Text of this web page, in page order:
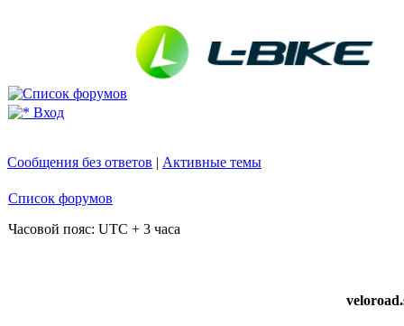
Вход
Сообщения без ответов | Активные темы
Список форумов
Часовой пояс: UTC + 3 часа